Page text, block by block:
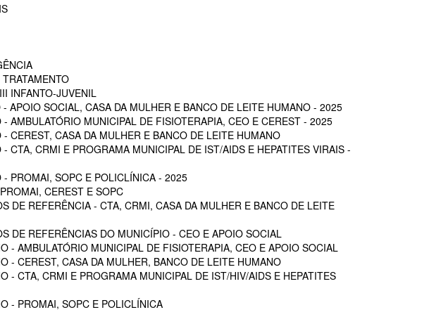
INFANTO-JUVENIL
APOIO SOCIAL, CASA DA MULHER E BANCO DE LEITE HUMANO - 2025
AMBULATÓRIO MUNICIPAL DE FISIOTERAPIA, CEO E CEREST - 2025
CEREST, CASA DA MULHER E BANCO DE LEITE HUMANO
CRMI E PROGRAMA MUNICIPAL DE IST/AIDS E HEPATITES VIRAIS -
PROMAI, SOPC E POLICLÍNICA - 2025
CEREST E SOPC
DE REFERÊNCIA - CTA, CRMI, CASA DA MULHER E BANCO DE LEITE
DE REFERÊNCIAS DO MUNICÍPIO - CEO E APOIO SOCIAL
- AMBULATÓRIO MUNICIPAL DE FISIOTERAPIA, CEO E APOIO SOCIAL
- CEREST, CASA DA MULHER, BANCO DE LEITE HUMANO
- CTA, CRMI E PROGRAMA MUNICIPAL DE IST/HIV/AIDS E HEPATITES
- PROMAI, SOPC E POLICLÍNICA